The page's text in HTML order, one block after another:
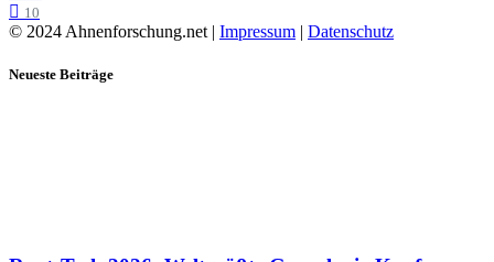
10
© 2024 Ahnenforschung.net | Impressum | Datenschutz
Neueste Beiträge